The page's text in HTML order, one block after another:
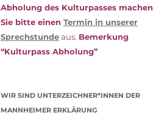
Abholung des Kulturpasses machen
Sie bitte einen Termin in unserer
Sprechstundeaus. Bemerkung
“Kulturpass Abholung”
WIR SIND UNTERZEICHNER*INNEN DER
MANNHEIMER ERKLÄRUNG